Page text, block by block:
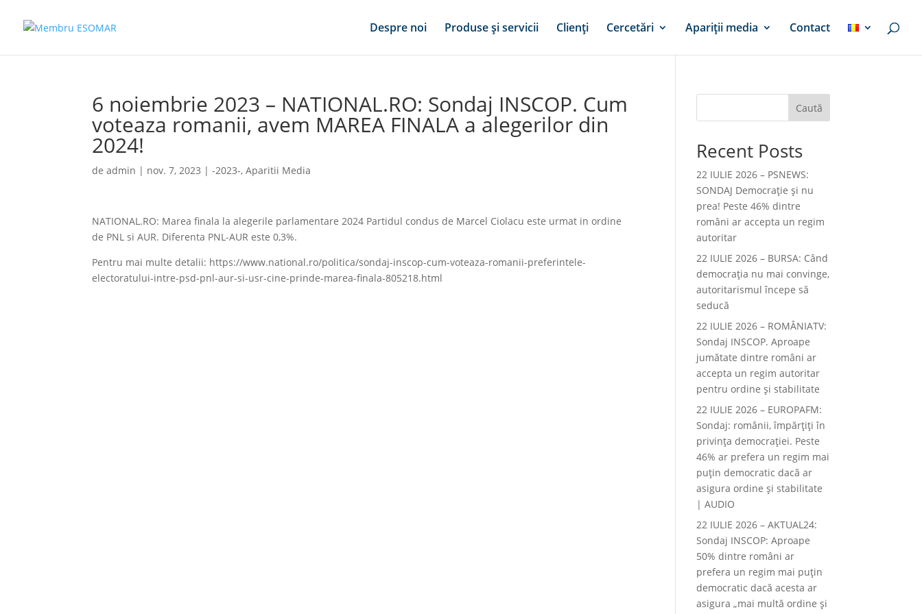
Despre noi Produse și servicii Clienți Cercetări Apariții media Contact
6 noiembrie 2023 – NATIONAL.RO: Sondaj INSCOP. Cum
voteaza romanii, avem MAREA FINALA a alegerilor din
2024!
deadmin | nov. 7, 2023 |-2023-,Aparitii Media
NATIONAL.RO: Marea finala la alegerile parlamentare 2024 Partidul condus de Marcel Ciolacu este urmat in ordine
de PNL si AUR. Diferenta PNL-AUR este 0,3%.
Pentru mai multe detalii: https://www.national.ro/politica/sondaj-inscop-cum-voteaza-romanii-preferintele-
electoratului-intre-psd-pnl-aur-si-usr-cine-prinde-marea-finala-805218.html
Caută
Recent Posts
22 IULIE 2026 – PSNEWS:
SONDAJ Democrație și nu
prea! Peste 46% dintre
români ar accepta un regim
autoritar
22 IULIE 2026 – BURSA: Când
democraţia nu mai convinge,
autoritarismul începe să
seducă
22 IULIE 2026 – ROMÂNIATV:
Sondaj INSCOP. Aproape
jumătate dintre români ar
accepta un regim autoritar
pentru ordine și stabilitate
22 IULIE 2026 – EUROPAFM:
Sondaj: românii, împărțiți în
privința democrației. Peste
46% ar prefera un regim mai
puțin democratic dacă ar
asigura ordine și stabilitate
| AUDIO
22 IULIE 2026 – AKTUAL24:
Sondaj INSCOP: Aproape
50% dintre români ar
prefera un regim mai puțin
democratic dacă acesta ar
asigura „mai multă ordine și